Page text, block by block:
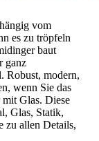
vom
es zu tröpfeln
baut
ganz
Robust, modern,
wenn Sie das
mit Glas. Diese
Glas, Statik,
zu allen Details,